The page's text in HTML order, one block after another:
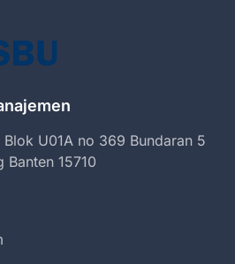
U01A no 369 Bundaran 5
Banten 15710